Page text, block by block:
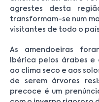
agrestes desta
transformam-se num
visitantes de todo o
As amendoeiras
Ibérica pelos árabes
ao clima seco e aos
de serem árvores
precoce é um